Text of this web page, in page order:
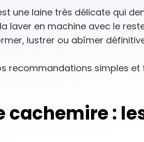
une laine très délicate qui
laver en machine avec le
lustrer ou abîmer
recommandations simples et
cachemire :